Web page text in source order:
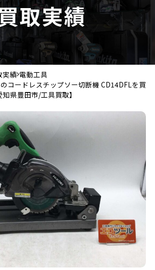
取実績
実績 電動工具
コードレスチップソー切断機 CD14DFLを買
県豊田市/工具買取】